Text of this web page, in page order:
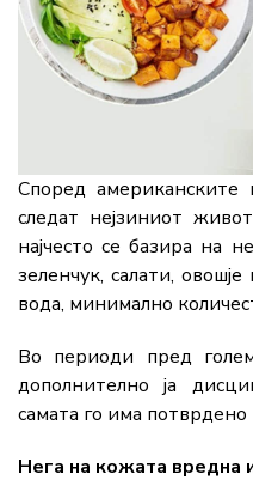
Според
следат нејзиниот
најчесто се базира на
зеленчук, салати,
вода, минимално
Во периоди пред
дополнително ја
самата го има
Нега на кожата вредна